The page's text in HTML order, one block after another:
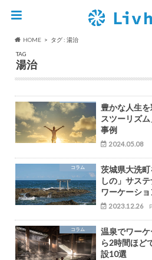
HOME
タグ : 湯治
TAG
湯治
豊かな人生
スツーリズ
事例
2024.05.08
コラム
茨城県大洗
しの」サス
ワーケーシ
2023.12.26
コラム
温泉でワー
ら2時間ほど
設10選